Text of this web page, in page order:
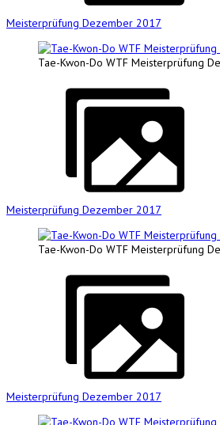
Meisterprüfung Dezember 2017
Tae-Kwon-Do WTF Meisterprüfung
Meisterprüfung Dezember 2017
Tae-Kwon-Do WTF Meisterprüfung
Meisterprüfung Dezember 2017